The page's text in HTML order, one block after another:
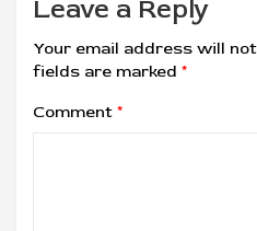
Leave a Reply
Your email address will
fields are marked *
Comment *